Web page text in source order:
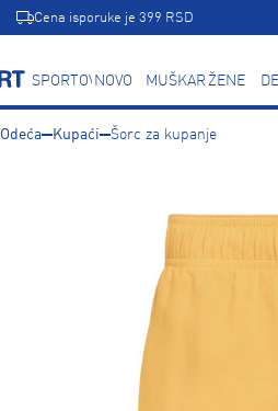
Cena isporuke je 399 RSD
SPORTOVINOVO MUŠKARCIŽENE
Odeća Kupaći Šorc za kupanje